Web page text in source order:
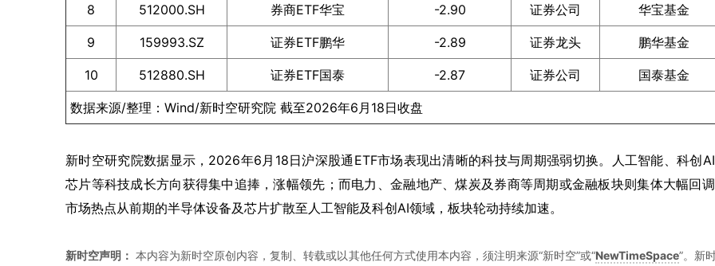
8 512000.SH 券商ETF华宝 -2.90 证券公司 华宝基金
9 159993.SZ 证券ETF鹏华 -2.89 证券龙头 鹏华基金
10 512880.SH 证券ETF国泰 -2.87 证券公司 国泰基金
数据来源/整理：Wind/新时空研究院 截至2026年6月18日收盘
新时空研究院数据显示，2026年6月18日沪深股通ETF市场表现出清晰的科技与周期强弱切换。人工智能、科创
芯片等科技成长方向获得集中追捧，涨幅领先；而电力、金融地产、煤炭及券商等周期或金融板块则集体大幅回调
市场热点从前期的半导体设备及芯片扩散至人工智能及科创AI领域，板块轮动持续加速。
新时空声明： 本内容为新时空原创内容，复制、转载或以其他任何方式使用本内容，须注明来源“新时空”或“NewTimeSpace”。新